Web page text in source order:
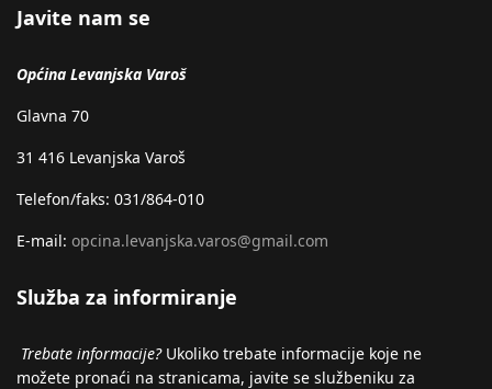
Javite nam se
Općina Levanjska Varoš
Glavna 70
31 416 Levanjska Varoš
Telefon/faks: 031/864-010
E-mail: opcina.levanjska.varos@gmail.com
Služba za informiranje
Trebate informacije?Ukoliko trebate informacije koje ne
možete pronaći na stranicama, javite se službeniku za